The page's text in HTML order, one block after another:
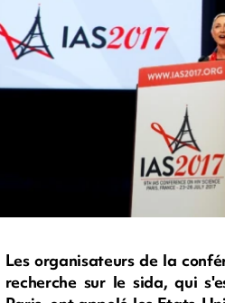
Les organisateurs de la
recherche sur le sida, qui